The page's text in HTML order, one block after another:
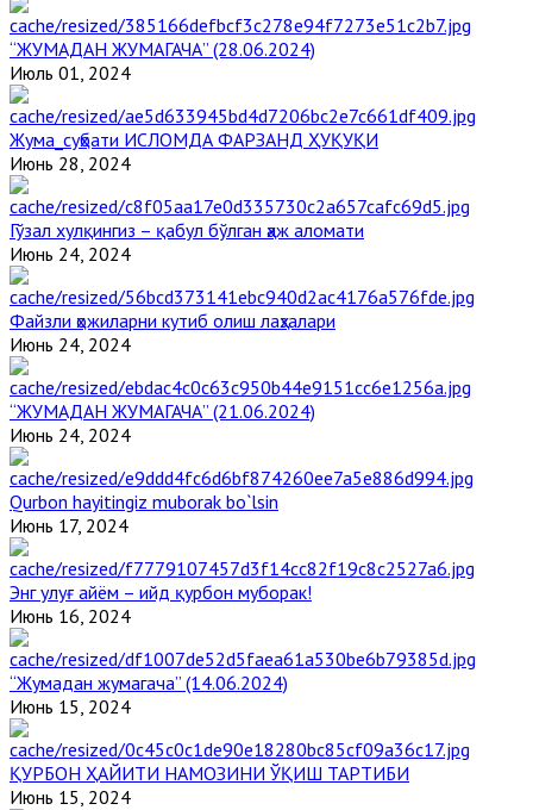
“ЖУМАДАН ЖУМАГАЧА” (28.06.2024)
Июль 01, 2024
Жума_суҳбати ИСЛОМДА ФАРЗАНД ҲУҚУҚИ
Июнь 28, 2024
Гўзал хулқингиз – қабул бўлган ҳаж аломати
Июнь 24, 2024
Файзли ҳожиларни кутиб олиш лаҳзалари
Июнь 24, 2024
“ЖУМАДАН ЖУМАГАЧА” (21.06.2024)
Июнь 24, 2024
Qurbon hayitingiz muborak bo`lsin
Июнь 17, 2024
Энг улуғ айём – ийд қурбон муборак!
Июнь 16, 2024
“Жумадан жумагача” (14.06.2024)
Июнь 15, 2024
ҚУРБОН ҲАЙИТИ НАМОЗИНИ ЎҚИШ ТАРТИБИ
Июнь 15, 2024